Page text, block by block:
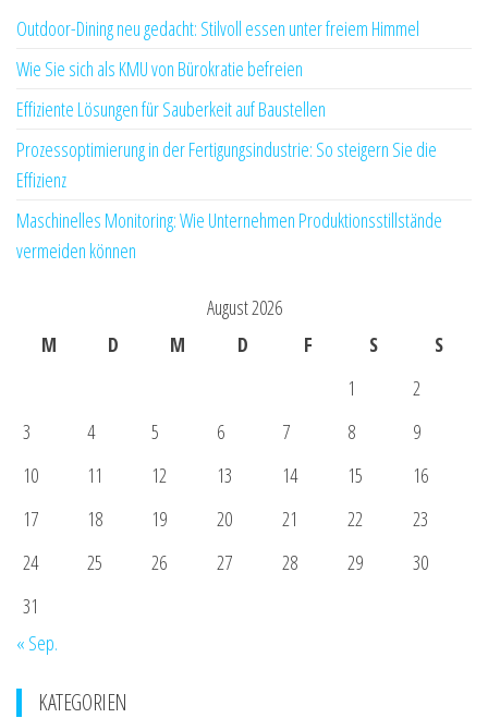
Outdoor-Dining neu gedacht: Stilvoll essen unter freiem Himmel
Wie Sie sich als KMU von Bürokratie befreien
Effiziente Lösungen für Sauberkeit auf Baustellen
Prozessoptimierung in der Fertigungsindustrie: So steigern Sie die
Effizienz
Maschinelles Monitoring: Wie Unternehmen Produktionsstillstände
vermeiden können
August 2026
M
D M D F S
S
1
2
3
4 5 6 7 8
9
10
11 12 13 14 15
16
17
18 19 20 21 22
23
24
25 26 27 28 29
30
31
« Sep.
KATEGORIEN